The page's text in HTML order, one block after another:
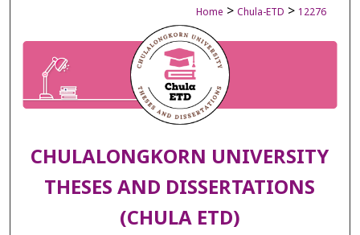
Home > Chula-ETD > 12276
CHULALONGKORN UNIVERSITY
THESES AND DISSERTATIONS
(CHULA ETD)